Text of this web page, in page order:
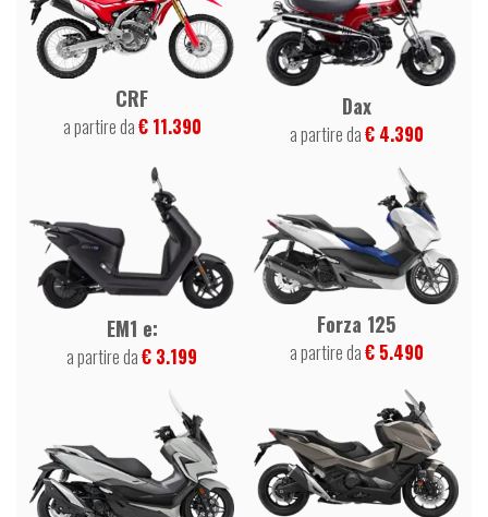
CRF
a partire da€ 11.390
Dax
a partire da€ 4.390
EM1 e:
a partire da€ 3.199
Forza 125
a partire da€ 5.490